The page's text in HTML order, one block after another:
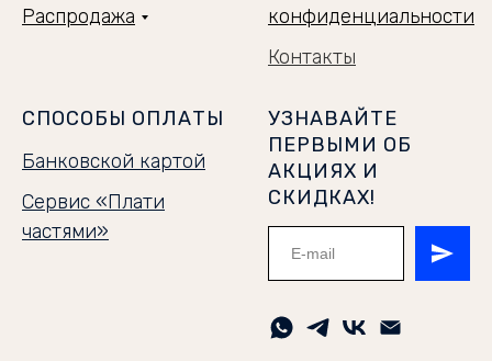
Распродажа
конфиденциальности
Контакты
СПОСОБЫ ОПЛАТЫ
Банковской картой
Сервис «Плати
частями»
УЗНАВАЙТЕ
ПЕРВЫМИ ОБ
АКЦИЯХ И
СКИДКАХ!